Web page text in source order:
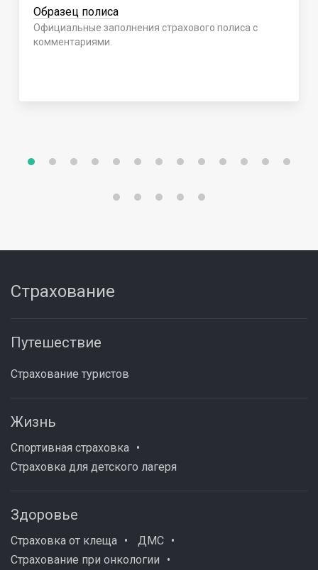
Образец полиса
Официальные заполнения страхового полиса с
комментариями.
Страхование
Путешествие
Страхование туристов
Жизнь
Спортивная страховка
Страховка для детского лагеря
Здоровье
Страховка от клеща
ДМС
Страхование при онкологии